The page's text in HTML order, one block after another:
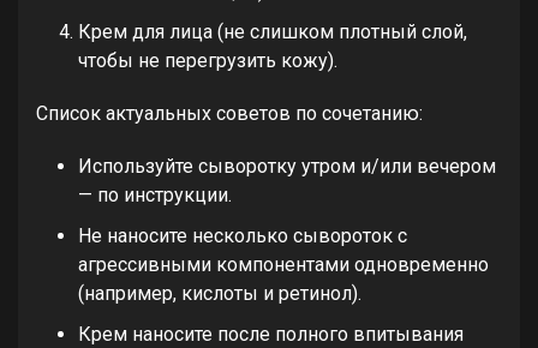
Крем для лица (не слишком плотный слой,
чтобы не перегрузить кожу).
Список актуальных советов по сочетанию:
Используйте сыворотку утром и/или вечером
— по инструкции.
Не наносите несколько сывороток с
агрессивными компонентами одновременно
(например, кислоты и ретинол).
Крем наносите после полного впитывания